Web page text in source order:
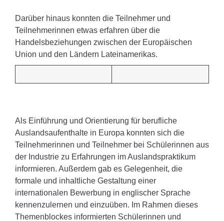
Darüber hinaus konnten die Teilnehmer und
Teilnehmerinnen etwas erfahren über die
Handelsbeziehungen zwischen der Europäischen
Union und den Ländern Lateinamerikas.
Als Einführung und Orientierung für berufliche
Auslandsaufenthalte in Europa konnten sich die
Teilnehmerinnen und Teilnehmer bei Schülerinnen aus
der Industrie zu Erfahrungen im Auslandspraktikum
informieren. Außerdem gab es Gelegenheit, die
formale und inhaltliche Gestaltung einer
internationalen Bewerbung in englischer Sprache
kennenzulernen und einzuüben. Im Rahmen dieses
Themenblockes informierten Schülerinnen und